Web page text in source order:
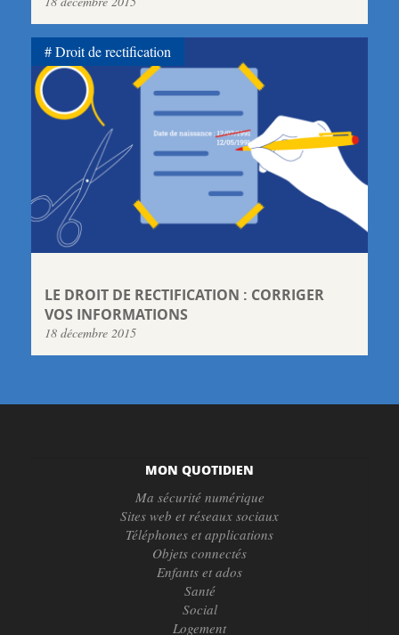
LE DROIT DE RECTIFICATION : CORRIGER
VOS INFORMATIONS
18 décembre 2015
Droit de rectification
MON QUOTIDIEN
Ma sécurité numérique
Sites web et réseaux sociaux
Téléphones et applications
Objets connectés
Enfants et ados
Santé
Social
Logement